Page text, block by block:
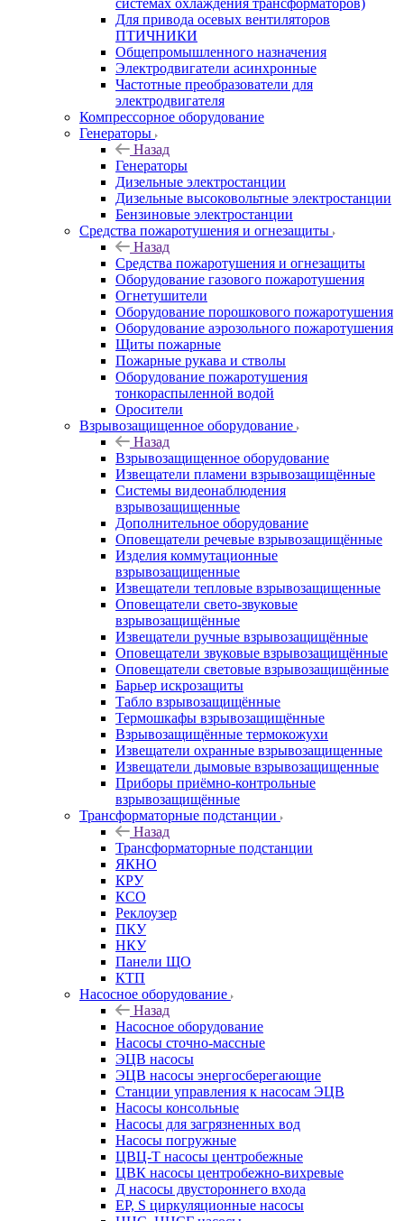
системах охлаждения трансформаторов)
Для привода осевых вентиляторов
ПТИЧНИКИ
Общепромышленного назначения
Электродвигатели асинхронные
Частотные преобразователи для
электродвигателя
Компрессорное оборудование
Генераторы
Назад
Генераторы
Дизельные электростанции
Дизельные высоковольтные электростанции
Бензиновые электростанции
Средства пожаротушения и огнезащиты
Назад
Средства пожаротушения и огнезащиты
Оборудование газового пожаротушения
Огнетушители
Оборудование порошкового пожаротушения
Оборудование аэрозольного пожаротушения
Щиты пожарные
Пожарные рукава и стволы
Оборудование пожаротушения
тонкораспыленной водой
Оросители
Взрывозащищенное оборудование
Назад
Взрывозащищенное оборудование
Извещатели пламени взрывозащищённые
Системы видеонаблюдения
взрывозащищенные
Дополнительное оборудование
Оповещатели речевые взрывозащищённые
Изделия коммутационные
взрывозащищенные
Извещатели тепловые взрывозащищенные
Оповещатели свето-звуковые
взрывозащищённые
Извещатели ручные взрывозащищённые
Оповещатели звуковые взрывозащищённые
Оповещатели световые взрывозащищённые
Барьер искрозащиты
Табло взрывозащищённые
Термошкафы взрывозащищённые
Взрывозащищённые термокожухи
Извещатели охранные взрывозащищенные
Извещатели дымовые взрывозащищенные
Приборы приёмно-контрольные
взрывозащищённые
Трансформаторные подстанции
Назад
Трансформаторные подстанции
ЯКНО
КРУ
КСО
Реклоузер
ПКУ
НКУ
Панели ЩО
КТП
Насосное оборудование
Назад
Насосное оборудование
Насосы сточно-массные
ЭЦВ насосы
ЭЦВ насосы энергосберегающие
Станции управления к насосам ЭЦВ
Насосы консольные
Насосы для загрязненных вод
Насосы погружные
ЦВЦ-Т насосы центробежные
ЦВК насосы центробежно-вихревые
Д насосы двустороннего входа
EP, S циркуляционные насосы